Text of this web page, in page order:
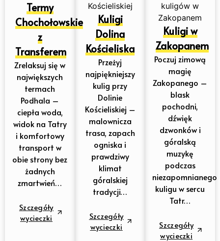
Termy
Chochołowskie
z
Transferem
Zrelaksuj się w
największych
termach
Podhala –
ciepła woda,
widok na Tatry
i komfortowy
transport w
obie strony bez
żadnych
zmartwień…
Szczegóły
wycieczki
Kuligi
Dolina
Kościeliska
Przeżyj
najpiękniejszy
kulig przy
Dolinie
Kościeliskiej –
malownicza
trasa, zapach
ogniska i
prawdziwy
klimat
góralskiej
tradycji…
Szczegóły
wycieczki
Kuligi w
Zakopanem
Poczuj zimową
magię
Zakopanego –
blask
pochodni,
dźwięk
dzwonków i
góralską
muzykę
podczas
niezapomnianego
kuligu w sercu
Tatr…
Szczegóły
wycieczki